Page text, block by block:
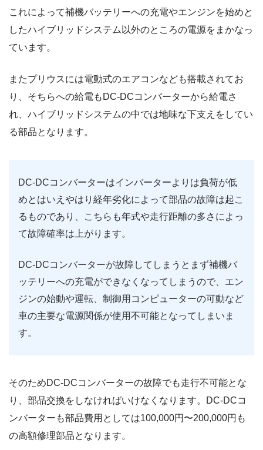
これによって補機バッテリーへの充電やエンジンを始めと
したハイブリッドシステム以外のところの電源をまかなっ
ています。
またプリウスには電動式のエアコンなども搭載されてお
り、そちらへの給電もDC-DCコンバーターから給電さ
れ、ハイブリッドシステムの中では地味な下支えをしてい
る部品となります。
DC-DCコンバーターはインバーターよりは負荷が低
めとはいえやはり経年劣化によって部品の故障は起こ
るものであり、こちらも年式や走行距離の多さによっ
て故障確率は上がります。
DC-DCコンバーターが故障してしまうとまず補機バ
ッテリーへの充電ができなくなってしまうので、エン
ジンの始動や運転、制御用コンピューターの可動など
車の主要な電源関係が使用不可能となってしまいま
す。
そのためDC-DCコンバーターの故障でも走行不可能とな
り、部品交換をしなければいけなくなります。DC-DCコ
ンバーターも部品費用としては100,000円〜200,000円も
の高額修理部品となります。